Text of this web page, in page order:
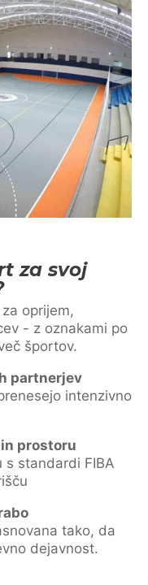
za svoj
oprijem,
- z oznakami po
športov.
partnerjev
intenzivno
prostoru
s standardi FIBA
tako, da
dejavnost.